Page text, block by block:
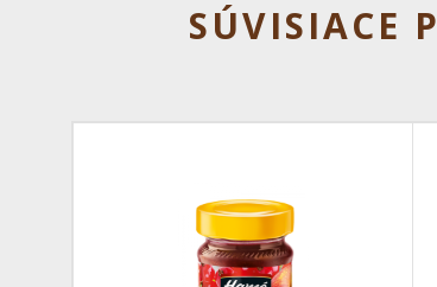
SÚVISIACE